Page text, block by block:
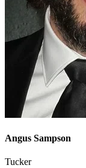
Angus Sampson
Tucker